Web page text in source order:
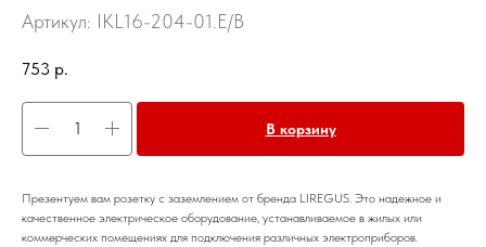
Артикул: IKL16-204-01.E/B
753 р.
В корзину
Презентуем вам розетку с заземлением от бренда LIREGUS. Это надежное и
качественное электрическое оборудование, устанавливаемое в жилых или
коммерческих помещениях для подключения различных электроприборов.